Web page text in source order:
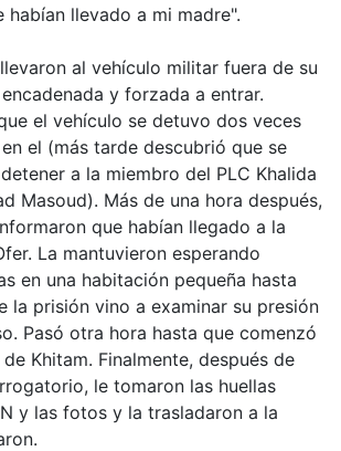
habían llevado a mi madre".
al vehículo militar fuera de su
y forzada a entrar.
el vehículo se detuvo dos veces
el (más tarde descubrió que se
a la miembro del PLC Khalida
Masoud). Más de una hora después,
que habían llegado a la
La mantuvieron esperando
en una habitación pequeña hasta
la prisión vino a examinar su presión
Pasó otra hora hasta que comenzó
Khitam. Finalmente, después de
le tomaron las huellas
y las fotos y la trasladaron a la